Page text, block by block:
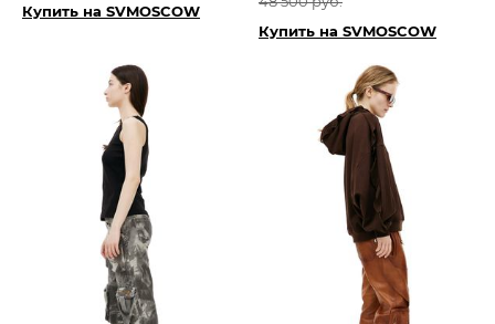
Купить на SVMOSCOW
Купить на SVMOSCOW